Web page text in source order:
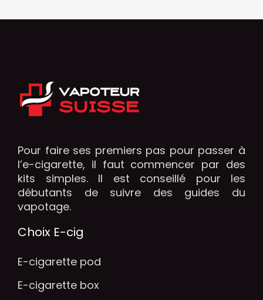
Pour faire ses premiers pas pour passer à
l’e-cigarette, il faut commencer par des
kits simples. Il est conseillé pour les
débutants de suivre des guides du
vapotage.
Choix E-cig
E-cigarette pod
E-cigarette box